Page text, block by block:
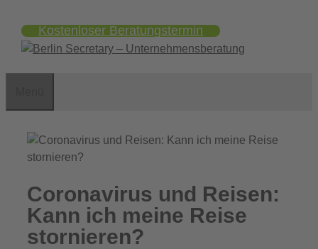
Inhalt
springen
Kostenloser Beratungstermin
Coronavirus und Reisen:
Kann ich meine Reise
stornieren?